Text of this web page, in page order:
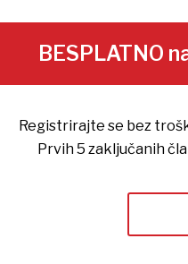
BESPLATNO
Registrirajte se bez
Prvih 5 zaključanih